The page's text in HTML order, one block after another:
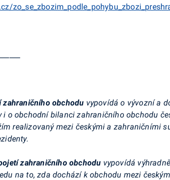
zahraničního obchodu vypovídá o vývozní a
i o obchodní bilanci zahraničního obchodu
realizovaný mezi českými a zahraničními
zahraničního obchodu vypovídá
na to, zda dochází k obchodu mezi